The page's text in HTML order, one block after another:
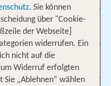
1 Woche
Sie können
über "Cookie-
der Webseite]
widerrufen. Ein
nicht auf die
Widerruf erfolgten
Sie „Ablehnen“ wählen